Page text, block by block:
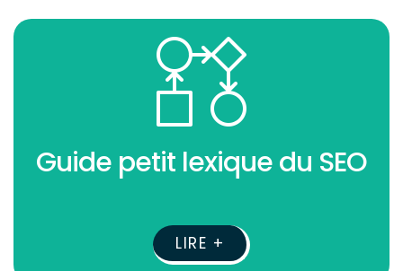
Guide petit lexique du SEO
LIRE +